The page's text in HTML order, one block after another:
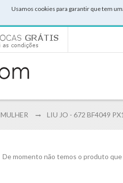
Usamos cookies para garantir que tem
MULHER LIU JO - 672 BF4049
De momento não temos o produto